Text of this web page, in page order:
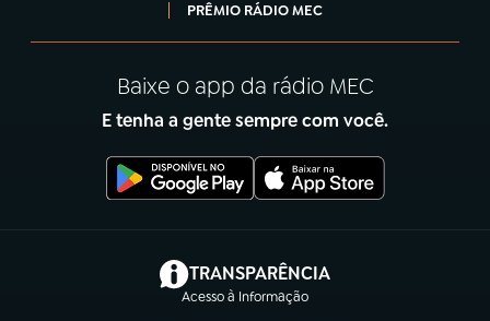
PRÊMIO RÁDIO MEC
Baixe o app da rádio MEC
E tenha a gente sempre com você.
TRANSPARÊNCIA
Acesso à Informação
(abre em nova aba)